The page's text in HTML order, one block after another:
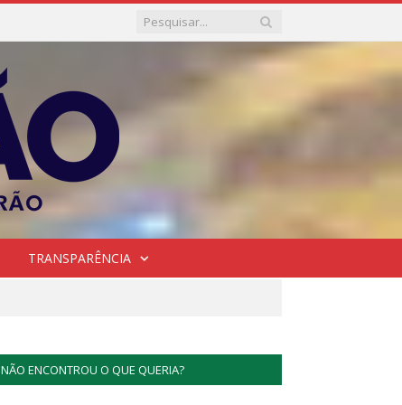
TRANSPARÊNCIA
NÃO ENCONTROU O QUE QUERIA?